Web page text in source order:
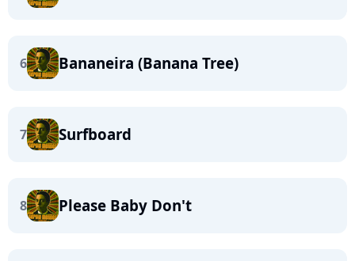
6 Bananeira (Banana Tree)
7 Surfboard
8 Please Baby Don't